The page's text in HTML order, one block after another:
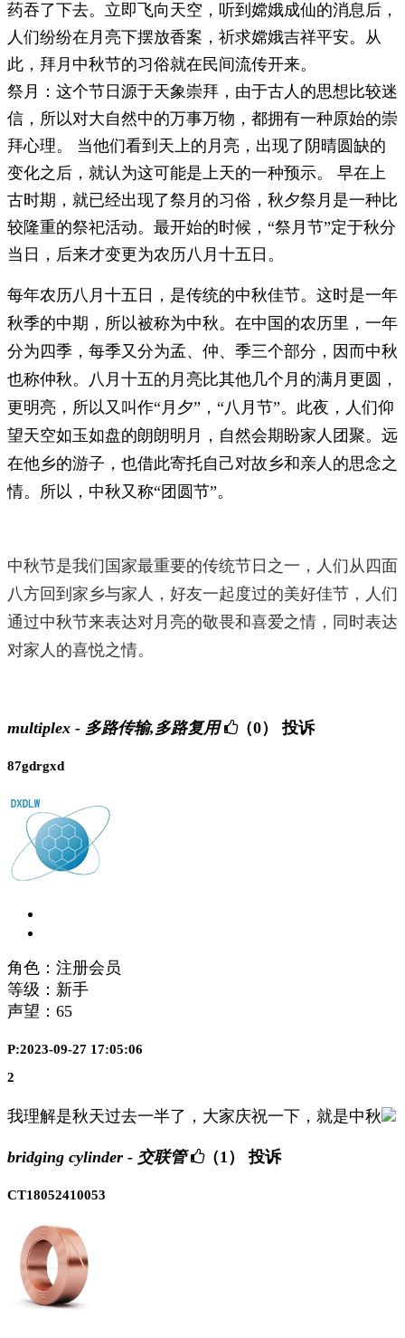
药吞了下去。立即飞向天空，听到嫦娥成仙的消息后，
人们纷纷在月亮下摆放香案，祈求嫦娥吉祥平安。从
此，拜月中秋节的习俗就在民间流传开来。
祭月：这个节日源于天象崇拜，由于古人的思想比较迷
信，所以对大自然中的万事万物，都拥有一种原始的崇
拜心理。 当他们看到天上的月亮，出现了阴晴圆缺的
变化之后，就认为这可能是上天的一种预示。 早在上
古时期，就已经出现了祭月的习俗，秋夕祭月是一种比
较隆重的祭祀活动。最开始的时候，“祭月节”定于秋分
当日，后来才变更为农历八月十五日。
每年农历八月十五日，是传统的中秋佳节。这时是一年
秋季的中期，所以被称为中秋。在中国的农历里，一年
分为四季，每季又分为孟、仲、季三个部分，因而中秋
也称仲秋。八月十五的月亮比其他几个月的满月更圆，
更明亮，所以又 叫作“月夕”，“八月节”。此夜，人们仰
望天空如玉如盘的朗朗明月，自然会期盼家人团聚。远
在他乡的游子，也借此寄托自己对故乡和亲人的思念之
情。所以，中秋又称“团圆节”。
中秋节是我们国家最重要的传统节日之一，人们从四面
八方回到家乡与家人，好友一起度过的美好佳节，人们
通过中秋节来表达对月亮的敬畏和喜爱之情，同时表达
对家人的喜悦之情。
multiplex - 多路传输,多路复用 （0） 投诉
87gdrgxd
角色：注册会员
等级：新手
声望： 65
P:2023-09-27 17:05:06
2
我理解是秋天过去一半了，大家庆祝一下，就是中秋
bridging cylinder - 交联管 （1） 投诉
CT18052410053